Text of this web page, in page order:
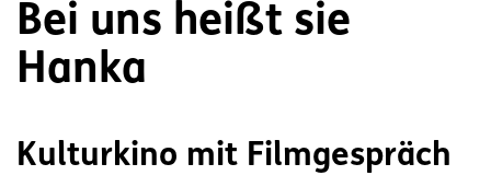
Bei uns heißt sie
Hanka
Kulturkino mit Filmgespräch